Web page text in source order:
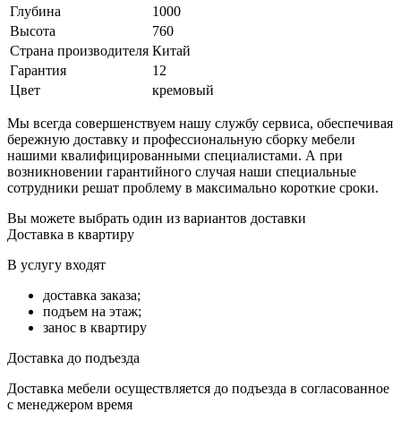
Глубина
1000
Высота
760
Страна производителя Китай
Гарантия
12
Цвет
кремовый
Мы всегда совершенствуем нашу службу сервиса, обеспечивая
бережную доставку и профессиональную сборку мебели
нашими квалифицированными специалистами. А при
возникновении гарантийного случая наши специальные
сотрудники решат проблему в максимально короткие сроки.
Вы можете выбрать один из вариантов доставки
Доставка в квартиру
В услугу входят
доставка заказа;
подъем на этаж;
занос в квартиру
Доставка до подъезда
Доставка мебели осуществляется до подъезда в согласованное
с менеджером время